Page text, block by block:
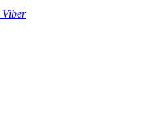
Viber